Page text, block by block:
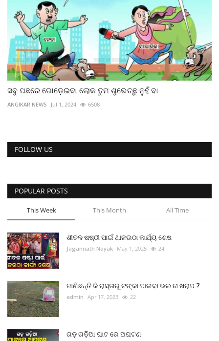
ସବୁ ପଛରେ ଗୋଡ଼େଇବା ଲୋକ ତୁମ ଶୁଭେଚ୍ଛୁ ନୁହଁ ବା
ANGIKAR NEWS Jul 1, 2024 6508
FOLLOW US
POPULAR POSTS
This Week This Month All Time
ଶୀତଳ ଷଷ୍ଠୀ ପାଇଁ ଥାଳଉଠା କାର୍ଯ୍ୟ ଶେଷ
Jagannath Nayak May 1, 2025 24
ଜାଣିଛନ୍ତି କି ରାସ୍ତାରୁ ଟଙ୍କା ପାଇବା ଭଲ ନା ଖରାପ ?
admin Apr 17, 2023 22
ଗଡ଼ ଗଡ଼ିଆ ଘାଟ ରେ ଅଘଟଣ